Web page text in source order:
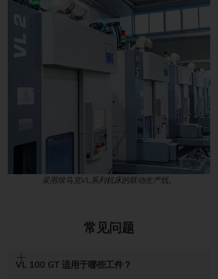
采用埃马克VL系列机床的联动生产线。
常见问题
VL 100 GT 适用于哪些工件？